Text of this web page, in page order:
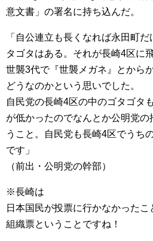
意文書」の署名に持ち込んだ。
「自公連立も長くなれば永田町
タゴタはある。それが長崎4区に
世襲3代で『世襲メガネ』とから
どうなのかという思いでした。
自民党の長崎4区の中のゴタゴタ
が低かったのでなんとか公明党
うこと。自民党も長崎4区でうち
です」
（前出・公明党の幹部）
※長崎は
日本国民が投票に行かなかったこ
組織票ということですね！